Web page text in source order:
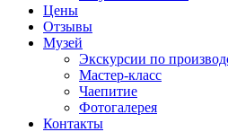
Цены
Отзывы
Музей
Экскурсии по
Мастер-класс
Чаепитие
Фотогалерея
Контакты